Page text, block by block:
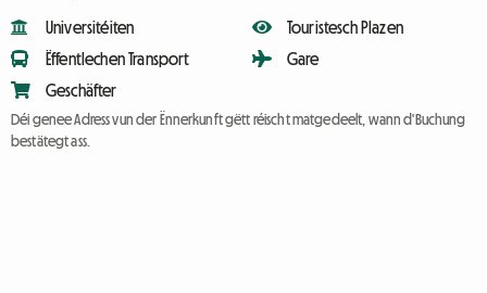
Universitéiten
Ëffentlechen Transport
Geschäfter
Touristesch Plazen
Gare
Déi genee Adress vun der Ënnerkunft gëtt réischt matgedeelt, wann d'Buchung
bestätegt ass.